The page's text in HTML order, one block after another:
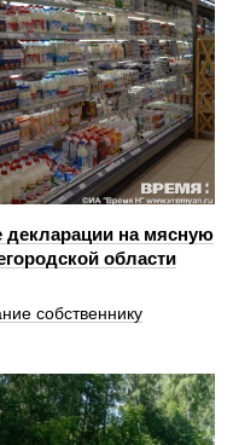
декларации на мясную
области
собственнику